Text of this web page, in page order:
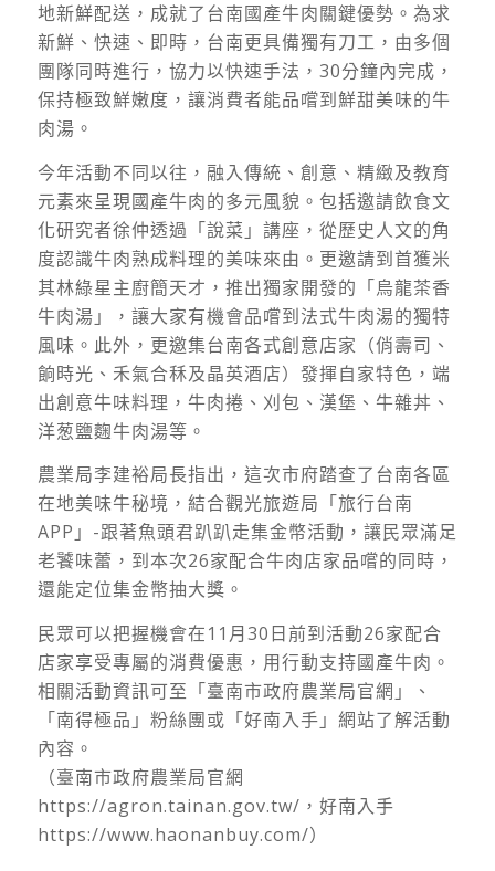
地新鮮配送，成就了台南國產牛肉關鍵優勢。為求
新鮮、快速、即時，台南更具備獨有刀工，由多個
團隊同時進行，協力以快速手法，30分鐘內完成，
保持極致鮮嫩度，讓消費者能品嚐到鮮甜美味的牛
肉湯。
今年活動不同以往，融入傳統、創意、精緻及教育
元素來呈現國產牛肉的多元風貌。包括邀請飲食文
化研究者徐仲透過「說菜」講座，從歷史人文的角
度認識牛肉熟成料理的美味來由。更邀請到首獲米
其林綠星主廚簡天才，推出獨家開發的「烏龍茶香
牛肉湯」，讓大家有機會品嚐到法式牛肉湯的獨特
風味。此外，更邀集台南各式創意店家（俏壽司、
餉時光、禾氣合秝及晶英酒店）發揮自家特色，端
出創意牛味料理，牛肉捲、刈包、漢堡、牛雜丼、
洋葱鹽麴牛肉湯等。
農業局李建裕局長指出，這次市府踏查了台南各區
在地美味牛秘境，結合觀光旅遊局「旅行台南
APP」-跟著魚頭君趴趴走集金幣活動，讓民眾滿足
老饕味蕾，到本次26家配合牛肉店家品嚐的同時，
還能定位集金幣抽大獎。
民眾可以把握機會在11月30日前到活動26家配合
店家享受專屬的消費優惠，用行動支持國產牛肉。
相關活動資訊可至「臺南市政府農業局官網」、
「南得極品」粉絲團或「好南入手」網站了解活動
內容。
（臺南市政府農業局官網
https://agron.tainan.gov.tw/，好南入手
https://www.haonanbuy.com/）